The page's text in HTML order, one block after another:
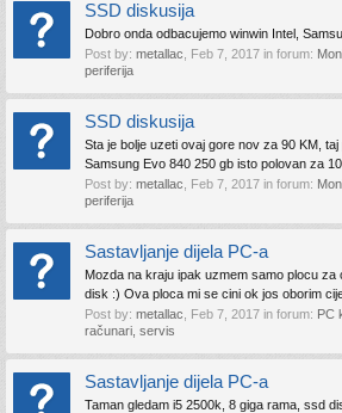
SSD diskusija
Dobro onda odbacujemo winwin Intel,
Post by: metallac Feb 7, 2017 in forum:
periferija
SSD diskusija
Sta je bolje uzeti ovaj gore nov za 90 KM,
Samsung Evo 840 250 gb isto polovan za
Post by: metallac Feb 7, 2017 in forum:
periferija
Sastavljanje dijela PC-a
Mozda na kraju ipak uzmem samo plocu
disk :) Ova ploca mi se cini ok jos oborim
Post by: metallac Feb 7, 2017 in forum: PC
računari, servis
Sastavljanje dijela PC-a
Taman gledam i5 2500k, 8 giga rama, ssd